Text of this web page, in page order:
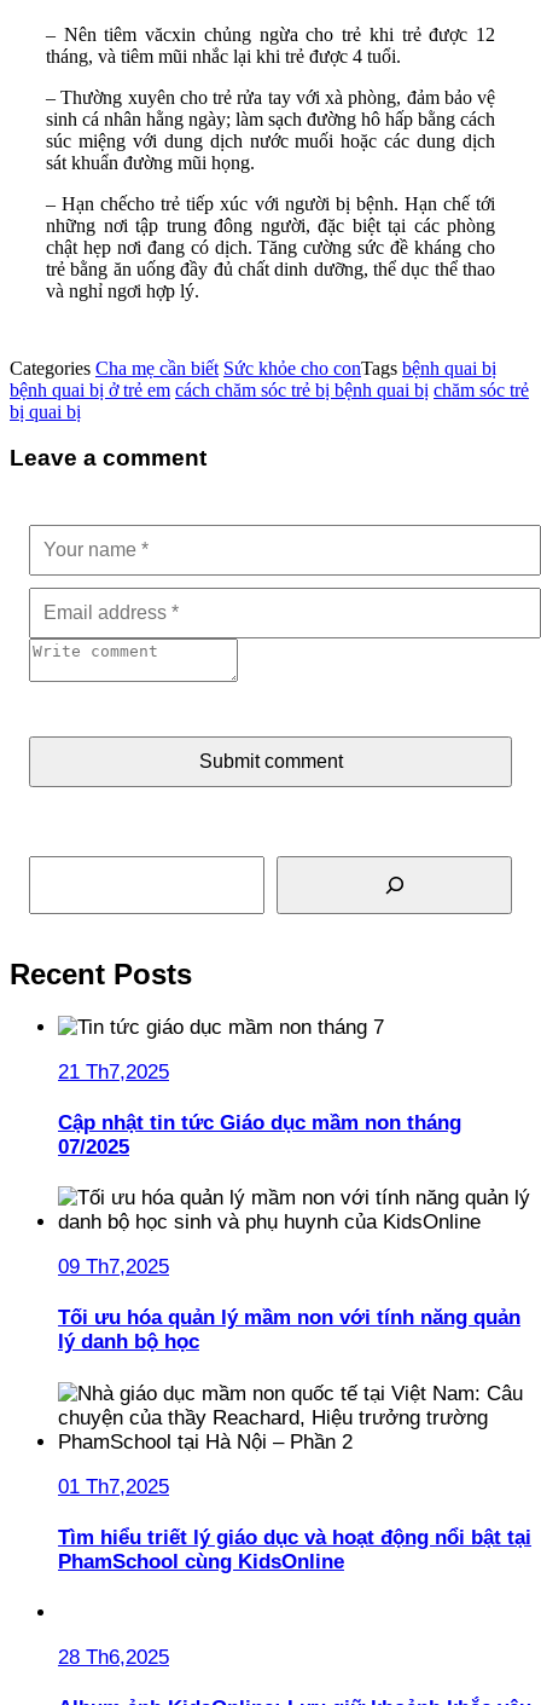
– Nên tiêm văcxin chủng ngừa cho trẻ khi trẻ được 12
tháng, và tiêm mũi nhắc lại khi trẻ được 4 tuổi.
– Thường xuyên cho trẻ rửa tay với xà phòng, đảm bảo vệ
sinh cá nhân hằng ngày; làm sạch đường hô hấp bằng cách
súc miệng với dung dịch nước muối hoặc các dung dịch
sát khuẩn đường mũi họng.
– Hạn chếcho trẻ tiếp xúc với người bị bệnh. Hạn chế tới
những nơi tập trung đông người, đặc biệt tại các phòng
chật hẹp nơi đang có dịch. Tăng cường sức đề kháng cho
trẻ bằng ăn uống đầy đủ chất dinh dưỡng, thể dục thể thao
và nghỉ ngơi hợp lý.
Categories Cha mẹ cần biết Sức khỏe cho conTags bệnh quai bị
bệnh quai bị ở trẻ em cách chăm sóc trẻ bị bệnh quai bị chăm sóc trẻ
bị quai bị
Leave a comment
Submit comment
Tìm kiếm
Recent Posts
21 Th7,2025
Cập nhật tin tức Giáo dục mầm non tháng
07/2025
09 Th7,2025
Tối ưu hóa quản lý mầm non với tính năng quản
lý danh bộ học
01 Th7,2025
Tìm hiểu triết lý giáo dục và hoạt động nổi bật tại
PhamSchool cùng KidsOnline
28 Th6,2025